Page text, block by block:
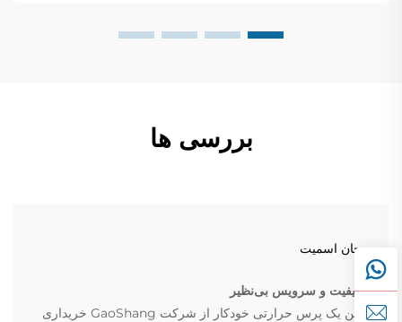
بررسی ها
جان اسمیت
کیفیت و سرویس بی‌نظیر
من یک پرس حرارتی خودکار از شرکت GaoShang خریداری